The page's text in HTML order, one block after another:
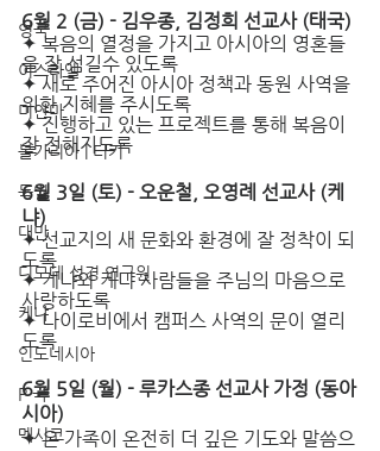
영국
이스라엘
미얀마
불가리아 | 터키
독일
대만
디모데 성경 연구원
케냐
인도네시아
P 국
멕시코
6월 2 (금) - 김우종, 김정희 선교사 (태국)
✦ 복음의 열정을 가지고 아시아의 영혼들
을 잘 섬길수 있도록
✦ 새로 주어진 아시아 정책과 동원 사역을
위한 지혜를 주시도록
✦ 진행하고 있는 프로젝트를 통해 복음이
잘 전해지도록
6월 3일 (토) - 오운철, 오영례 선교사 (케
냐)
✦ 선교지의 새 문화와 환경에 잘 정착이 되
도록
✦ 케냐와 케냐 사람들을 주님의 마음으로
사랑하도록
✦ 나이로비에서 캠퍼스 사역의 문이 열리
도록
6월 5일 (월) - 루카스종 선교사 가정 (동아
시아)
✦ 온 가족이 온전히 더 깊은 기도와 말씀으